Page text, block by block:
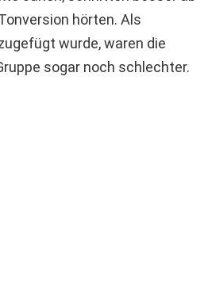
hörten. Als
wurde, waren die
sogar noch schlechter.